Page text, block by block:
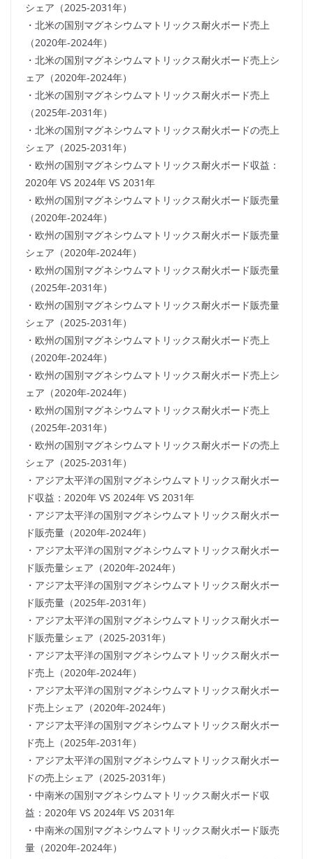
シェア（2025-2031年）
・北米の国別マグネシウムマトリックス耐火ボード売上
（2020年-2024年）
・北米の国別マグネシウムマトリックス耐火ボード売上シ
ェア（2020年-2024年）
・北米の国別マグネシウムマトリックス耐火ボード売上
（2025年-2031年）
・北米の国別マグネシウムマトリックス耐火ボードの売上
シェア（2025-2031年）
・欧州の国別マグネシウムマトリックス耐火ボード収益：
2020年 VS 2024年 VS 2031年
・欧州の国別マグネシウムマトリックス耐火ボード販売量
（2020年-2024年）
・欧州の国別マグネシウムマトリックス耐火ボード販売量
シェア（2020年-2024年）
・欧州の国別マグネシウムマトリックス耐火ボード販売量
（2025年-2031年）
・欧州の国別マグネシウムマトリックス耐火ボード販売量
シェア（2025-2031年）
・欧州の国別マグネシウムマトリックス耐火ボード売上
（2020年-2024年）
・欧州の国別マグネシウムマトリックス耐火ボード売上シ
ェア（2020年-2024年）
・欧州の国別マグネシウムマトリックス耐火ボード売上
（2025年-2031年）
・欧州の国別マグネシウムマトリックス耐火ボードの売上
シェア（2025-2031年）
・アジア太平洋の国別マグネシウムマトリックス耐火ボー
ド収益：2020年 VS 2024年 VS 2031年
・アジア太平洋の国別マグネシウムマトリックス耐火ボー
ド販売量（2020年-2024年）
・アジア太平洋の国別マグネシウムマトリックス耐火ボー
ド販売量シェア（2020年-2024年）
・アジア太平洋の国別マグネシウムマトリックス耐火ボー
ド販売量（2025年-2031年）
・アジア太平洋の国別マグネシウムマトリックス耐火ボー
ド販売量シェア（2025-2031年）
・アジア太平洋の国別マグネシウムマトリックス耐火ボー
ド売上（2020年-2024年）
・アジア太平洋の国別マグネシウムマトリックス耐火ボー
ド売上シェア（2020年-2024年）
・アジア太平洋の国別マグネシウムマトリックス耐火ボー
ド売上（2025年-2031年）
・アジア太平洋の国別マグネシウムマトリックス耐火ボー
ドの売上シェア（2025-2031年）
・中南米の国別マグネシウムマトリックス耐火ボード収
益：2020年 VS 2024年 VS 2031年
・中南米の国別マグネシウムマトリックス耐火ボード販売
量（2020年-2024年）